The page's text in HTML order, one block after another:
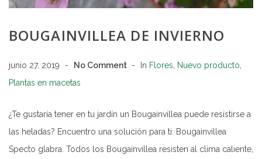
BOUGAINVILLEA DE INVIERNO
junio 27, 2019 No Comment In Flores Nuevo producto
Plantas en macetas
¿Te gustaría tener en tu jardín un Bougainvillea puede resistirse a
las heladas? Encuentro una solución para ti: Bougainvillea
Specto glabra. Todos los Bougainvillea resisten al clima caliente,